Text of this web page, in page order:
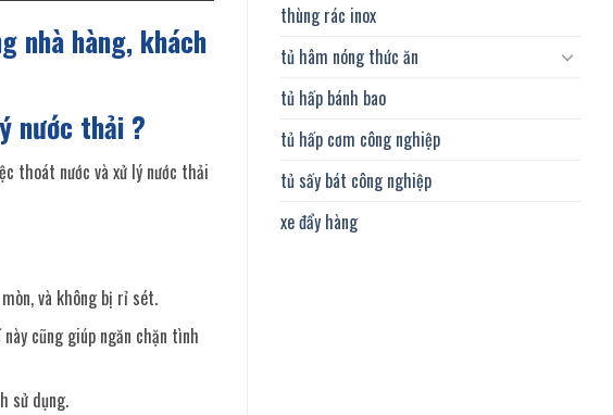
thùng rác inox
tủ hâm nóng thức ăn
tủ hấp bánh bao
tủ hấp cơm công nghiệp
tủ sấy bát công nghiệp
xe đẩy hàng
nhà hàng, khách
nước thải ?
thoát nước và xử lý nước thải
và không bị rỉ sét.
cũng giúp ngăn chặn tình
sử dụng.